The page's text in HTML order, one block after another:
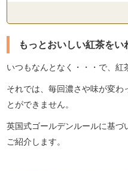
もっとおいしい紅茶をい
いつもなんとなく・・・で、紅
それでは、毎回濃さや味が変わ
とができません。
英国式ゴールデンルールに基
ご紹介します。